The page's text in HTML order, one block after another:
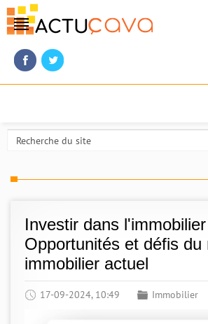
Investir dans
Opportunités et défis du
immobilier actuel
17-09-2024, 10:49 Immobilier